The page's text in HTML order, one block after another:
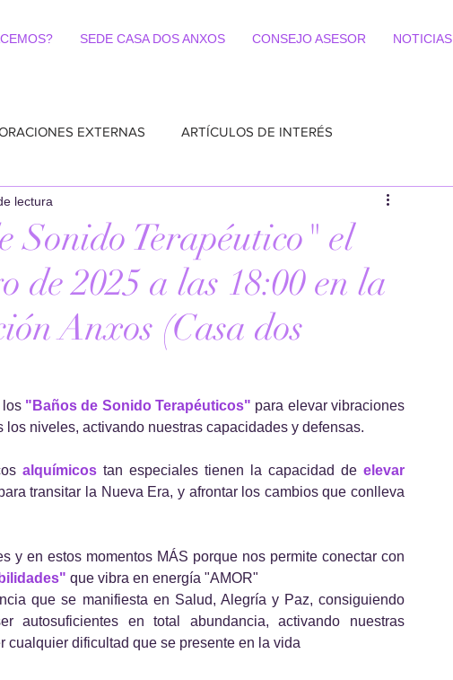
SEDE CASA DOS ANXOS CONSEJO ASESOR NOTICIAS
EXTERNAS ARTÍCULOS DE INTERÉS
Sonido Terapéutico" el
de 2025 a las 18:00 en la
Anxos (Casa dos
lectura
los "Baños de Sonido Terapéuticos" para elevar vibraciones
niveles, activando nuestras capacidades y defensas.
alquímicos tan especiales tienen la capacidad de elevar
transitar la Nueva Era, y afrontar los cambios que conlleva
y en estos momentos MÁS porque nos permite conectar con
que vibra en energía "AMOR"
que se manifiesta en Salud, Alegría y Paz, consiguiendo
autosuficientes en total abundancia, activando nuestras
cualquier dificultad que se presente en la vida